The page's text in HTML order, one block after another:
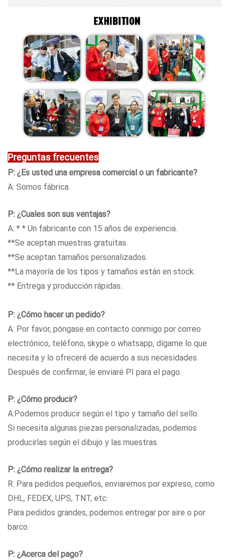
Preguntas frecuentes
P: ¿Es usted una empresa comercial o un fabricante?
A: Somos fábrica.
P: ¿Cuales son sus ventajas?
A: * * Un fabricante con 15 años de experiencia.
**Se aceptan muestras gratuitas.
**Se aceptan tamaños personalizados.
**La mayoría de los tipos y tamaños están en stock.
** Entrega y producción rápidas.
P: ¿Cómo hacer un pedido?
A: Por favor, póngase en contacto conmigo por correo
electrónico, teléfono, skype o whatsapp, dígame lo que
necesita y lo ofreceré de acuerdo a sus necesidades.
Después de confirmar, le enviaré PI para el pago.
P: ¿Cómo producir?
A:Podemos producir según el tipo y tamaño del sello.
Si necesita algunas piezas personalizadas, podemos
producirlas según el dibujo y las muestras.
P: ¿Cómo realizar la entrega?
R: Para pedidos pequeños, enviaremos por expreso, como
DHL, FEDEX, UPS, TNT, etc.
Para pedidos grandes, podemos entregar por aire o por
barco.
P: ¿Acerca del pago?